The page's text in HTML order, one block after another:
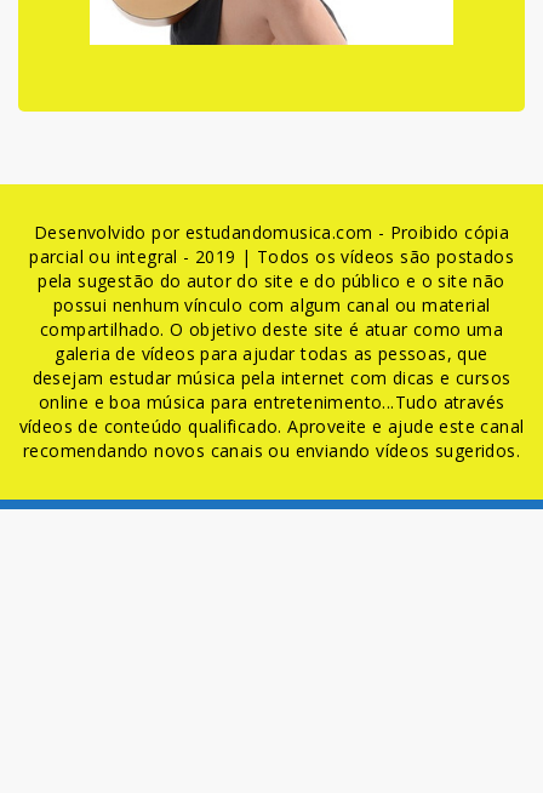
Desenvolvido por estudandomusica.com - Proibido cópia
parcial ou integral - 2019 | Todos os vídeos são postados
pela sugestão do autor do site e do público e o site não
possui nenhum vínculo com algum canal ou material
compartilhado. O objetivo deste site é atuar como uma
galeria de vídeos para ajudar todas as pessoas, que
desejam estudar música pela internet com dicas e cursos
online e boa música para entretenimento...Tudo através
vídeos de conteúdo qualificado. Aproveite e ajude este canal
recomendando novos canais ou enviando vídeos sugeridos.